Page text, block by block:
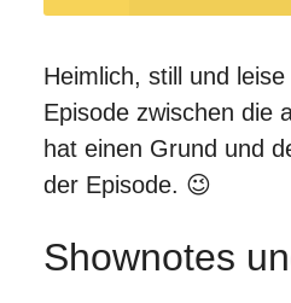
Heimlich, still und
Episode zwischen die
hat einen Grund und
der Episode. 😉
Shownotes